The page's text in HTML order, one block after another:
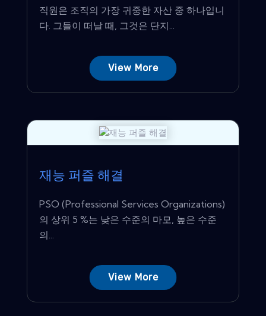
직원은 조직의 가장 귀중한 자산 중 하나입니
다. 그들이 떠날 때, 그것은 단지...
View More
재능 퍼즐 해결
PSO (Professional Services Organizations)
의 상위 5 %는 낮은 수준의 마모, 높은 수준
의...
View More